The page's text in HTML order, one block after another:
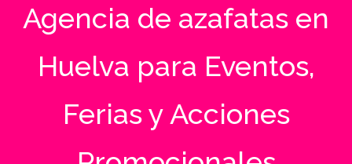
Agencia de azafatas en
Huelva para Eventos,
Ferias y Acciones